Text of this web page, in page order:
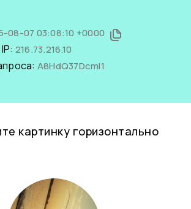
08-07 03:08:10 +0000
216.73.216.10
A8HdQ37DcmI1
картинку горизонтально